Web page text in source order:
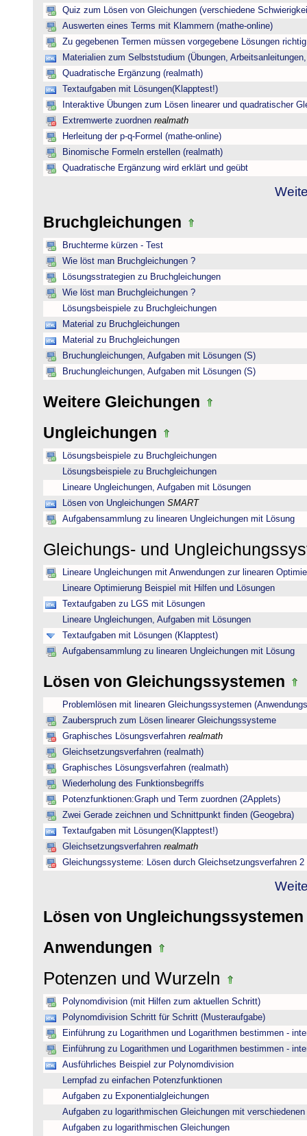
Quiz zum Lösen von Gleichungen (verschiedene
Auswerten eines Terms mit Klammern (mathe-online)
Zu gegebenen Termen müssen vorgegebene Lösungen
Materialien zum Selbststudium (Übungen,
Quadratische Ergänzung (realmath)
Textaufgaben mit Lösungen(Klapptest!)
Interaktive Übungen zum Lösen linearer und quadratischer
Extremwerte zuordnen realmath
Herleitung der p-q-Formel (mathe-online)
Binomische Formeln erstellen (realmath)
Quadratische Ergänzung wird erklärt und geübt
Bruchgleichungen
Bruchterme kürzen - Test
Wie löst man Bruchgleichungen ?
Lösungsstrategien zu Bruchgleichungen
Wie löst man Bruchgleichungen ?
Lösungsbeispiele zu Bruchgleichungen
Material zu Bruchgleichungen
Material zu Bruchgleichungen
Bruchungleichungen, Aufgaben mit Lösungen (S)
Bruchungleichungen, Aufgaben mit Lösungen (S)
Weitere Gleichungen
Ungleichungen
Lösungsbeispiele zu Bruchgleichungen
Lösungsbeispiele zu Bruchgleichungen
Lineare Ungleichungen, Aufgaben mit Lösungen
Lösen von Ungleichungen SMART
Aufgabensammlung zu linearen Ungleichungen mit Lösung
Gleichungs- und
Lineare Ungleichungen mit Anwendungen zur linearen
Lineare Optimierung Beispiel mit Hilfen und Lösungen
Textaufgaben zu LGS mit Lösungen
Lineare Ungleichungen, Aufgaben mit Lösungen
Textaufgaben mit Lösungen (Klapptest)
Aufgabensammlung zu linearen Ungleichungen mit Lösung
Lösen von Gleichungssystemen
Problemlösen mit linearen Gleichungssystemen
Zauberspruch zum Lösen linearer Gleichungssysteme
Graphisches Lösungsverfahren realmath
Gleichsetzungsverfahren (realmath)
Graphisches Lösungsverfahren (realmath)
Wiederholung des Funktionsbegriffs
Potenzfunktionen:Graph und Term zuordnen (2Applets)
Zwei Gerade zeichnen und Schnittpunkt finden (Geogebra)
Textaufgaben mit Lösungen(Klapptest!)
Gleichsetzungsverfahren realmath
Gleichungssysteme: Lösen durch Gleichsetzungsverfahren 2
Lösen von Ungleichungssystemen
Anwendungen
Potenzen und Wurzeln
Polynomdivision (mit Hilfen zum aktuellen Schritt)
Polynomdivision Schritt für Schritt (Musteraufgabe)
Einführung zu Logarithmen und Logarithmen bestimmen -
Einführung zu Logarithmen und Logarithmen bestimmen -
Ausführliches Beispiel zur Polynomdivision
Lernpfad zu einfachen Potenzfunktionen
Aufgaben zu Exponentialgleichungen
Aufgaben zu logarithmischen Gleichungen mit verschiedenen
Aufgaben zu logarithmischen Gleichungen